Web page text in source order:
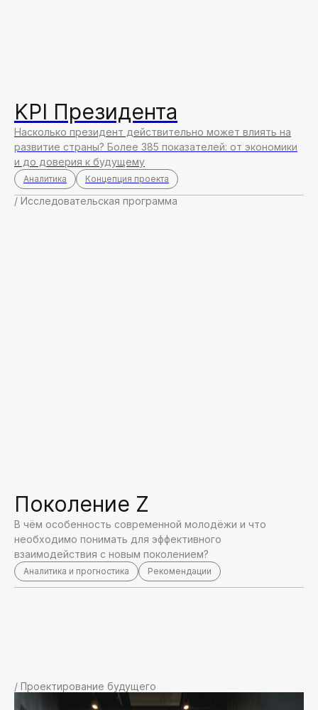
KPI Президента
Насколько президент действительно может влиять на
развитие страны? Более 385 показателей: от экономики
и до доверия к будущему
Аналитика Концепция проекта
/ Исследовательская программа
Поколение Z
В чём особенность современной молодёжи и что
необходимо понимать для эффективного
взаимодействия с новым поколением?
Аналитика и прогностика Рекомендации
/ Проектирование будущего